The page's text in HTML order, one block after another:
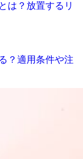
は？放置するリ
？適用条件や注